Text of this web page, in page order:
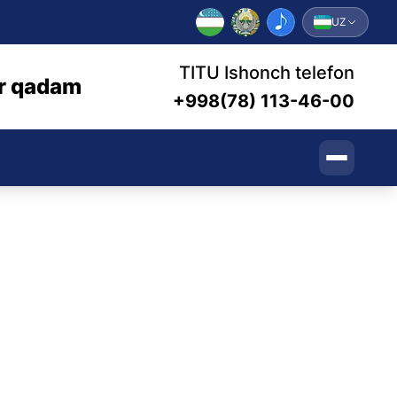
UZ
qadam
TITU Ishonch telefon
+998(78) 113-46-00